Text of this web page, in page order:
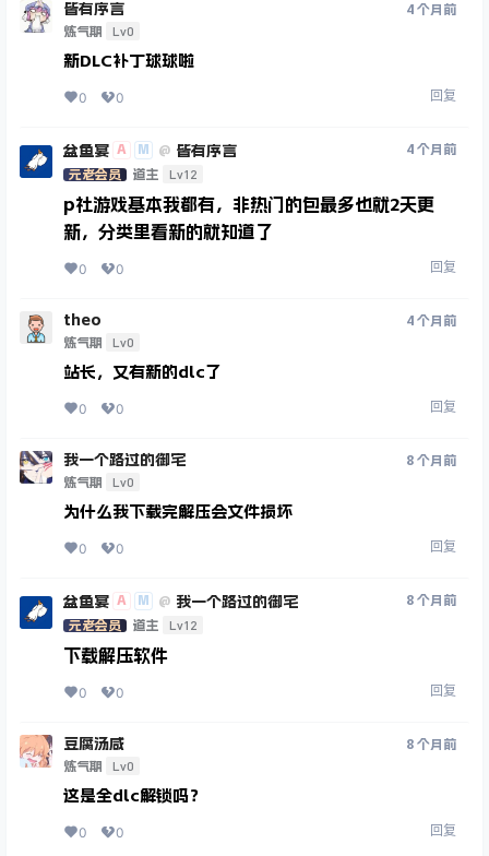
皆有序言
炼气期 Lv0
4 个月前
新DLC补丁球球啦
0 0 回复
盆鱼宴 A M @ 皆有序言
元老会员 道主 Lv12
4 个月前
p社游戏基本我都有，非热门的包最多也就2天更
新，分类里看新的就知道了
0 0 回复
theo
炼气期 Lv0
4 个月前
站长，又有新的dlc了
0 0 回复
我一个路过的御宅
炼气期 Lv0
8 个月前
为什么我下载完解压会文件损坏
0 0 回复
盆鱼宴 A M @ 我一个路过的御宅
元老会员 道主 Lv12
8 个月前
下载解压软件
0 0 回复
豆腐汤咸
炼气期 Lv0
8 个月前
这是全dlc解锁吗？
0 0 回复